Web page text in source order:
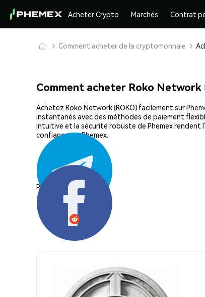
Acheter Crypto Marchés Contrat
Comment acheter de la cryptomonnaie
Comment acheter Roko Network
Achetez Roko Network (ROKO) facilement sur
instantanés avec des méthodes de paiement
intuitive et la sécurité robuste de Phemex rendent
confiance sur Phemex.
Partager: